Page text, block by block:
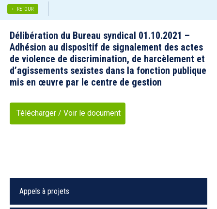
RETOUR
Délibération du Bureau syndical 01.10.2021 –
Adhésion au dispositif de signalement des actes
de violence de discrimination, de harcèlement et
d’agissements sexistes dans la fonction publique
mis en œuvre par le centre de gestion
Télécharger / Voir le document
Appels à projets